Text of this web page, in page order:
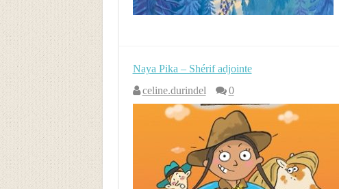
Naya Pika – Shérif adjointe
celine.durindel
0